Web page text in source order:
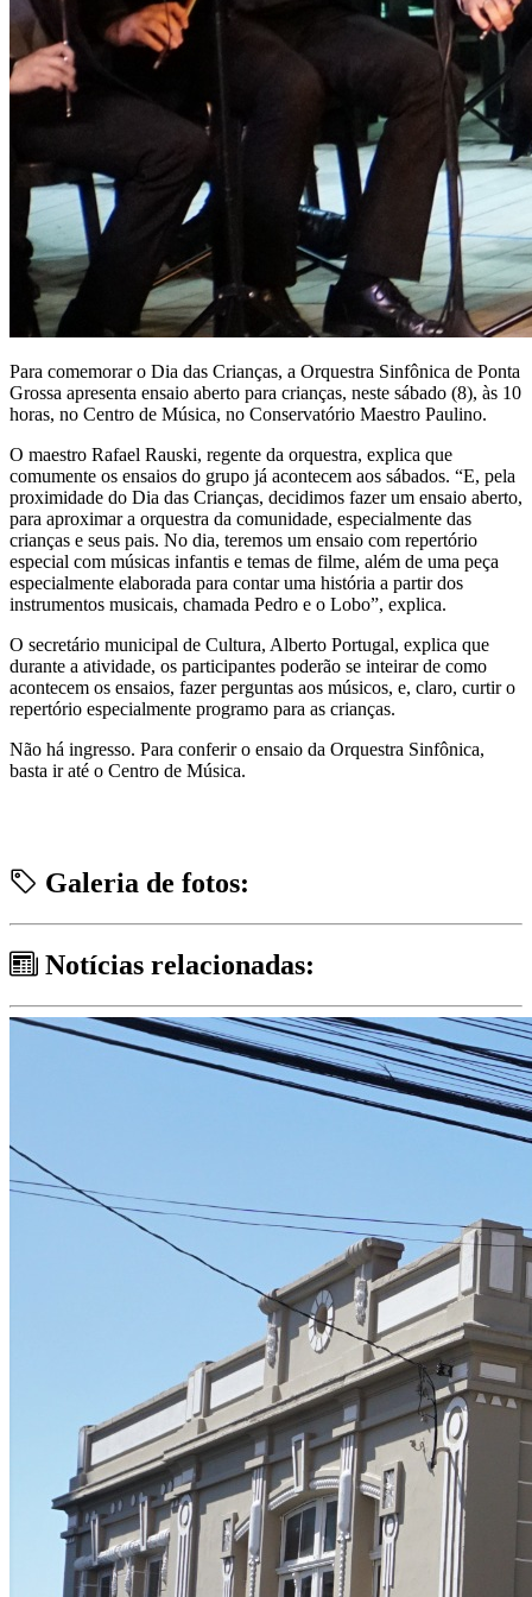
Para comemorar o Dia das Crianças, a Orquestra Sinfônica de Ponta
Grossa apresenta ensaio aberto para crianças, neste sábado (8), às 10
horas, no Centro de Música, no Conservatório Maestro Paulino.
O maestro Rafael Rauski, regente da orquestra, explica que
comumente os ensaios do grupo já acontecem aos sábados. “E, pela
proximidade do Dia das Crianças, decidimos fazer um ensaio aberto,
para aproximar a orquestra da comunidade, especialmente das
crianças e seus pais. No dia, teremos um ensaio com repertório
especial com músicas infantis e temas de filme, além de uma peça
especialmente elaborada para contar uma história a partir dos
instrumentos musicais, chamada Pedro e o Lobo”, explica.
O secretário municipal de Cultura, Alberto Portugal, explica que
durante a atividade, os participantes poderão se inteirar de como
acontecem os ensaios, fazer perguntas aos músicos, e, claro, curtir o
repertório especialmente programo para as crianças.
Não há ingresso. Para conferir o ensaio da Orquestra Sinfônica,
basta ir até o Centro de Música.
Galeria de fotos:
Notícias relacionadas: